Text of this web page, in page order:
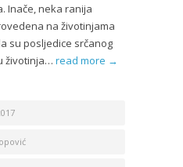
Inače, neka ranija
na životinjama
su posljedice srčanog
životinja… read more →